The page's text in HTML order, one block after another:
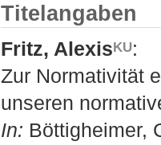
Titelangaben
Fritz, Alexis
:
Zur Normativität
unseren
In: Böttigheimer,